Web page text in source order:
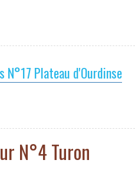
N°17 Plateau d'Ourdinse
N°4 Turon